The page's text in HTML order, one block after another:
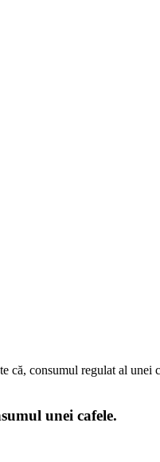
consumul regulat al unei
unei cafele.